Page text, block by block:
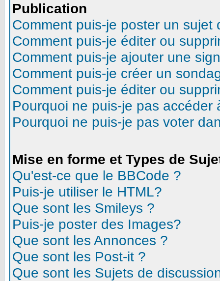
Publication
Comment puis-je poster un sujet
Comment puis-je éditer ou
Comment puis-je ajouter une
Comment puis-je créer un
Comment puis-je éditer ou
Pourquoi ne puis-je pas accéder
Pourquoi ne puis-je pas voter
Mise en forme et Types de
Qu'est-ce que le BBCode ?
Puis-je utiliser le HTML?
Que sont les Smileys ?
Puis-je poster des Images?
Que sont les Annonces ?
Que sont les Post-it ?
Que sont les Sujets de